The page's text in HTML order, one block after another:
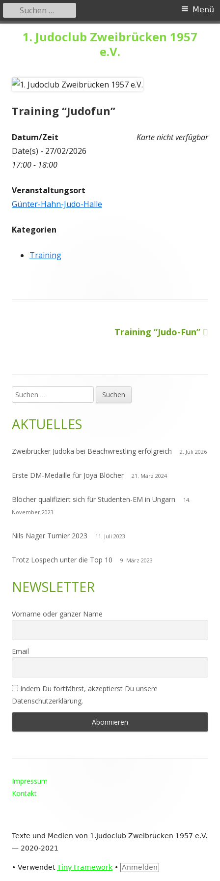
1. Judoclub Zweibrücken 1957
e.V.
Primäres
Menü
Menü
Suchen
nach:
Training “Judofun”
Karte nicht verfügbar
Datum/Zeit
Date(s) - 27/02/2026
17:00 - 18:00
Veranstaltungsort
Günter-Hahn-Judo-Halle
Kategorien
Training
BeitragsnavigationNächster
Training “Judo-Fun”
Haupt-
Seitenleiste
Suchen
nach:
AKTUELLES
Zweibrücker Judoka bei Beachwrestling erfolgreich 2. Juli 2026
Erste DM-Medaille für Joya Blöcher 21. März 2024
Blöcher qualifiziert sich für Studenten-EM in Ungarn
14.
November 2023
Nils Nager Turnier 2023 11. Juli 2023
Trotz Lospech unter die Top 10 9. März 2023
NEWSLETTER
Vorname oder ganzer Name
Email
Indem Du fortfährst, akzeptierst Du unsere
Datenschutzerklärung.
Inhalt
Impressum
Kontakt
Texte und Medien von 1.Judoclub Zweibrücken 1957 e.V.
— 2020-2021
• VerwendetTiny Framework • Anmelden